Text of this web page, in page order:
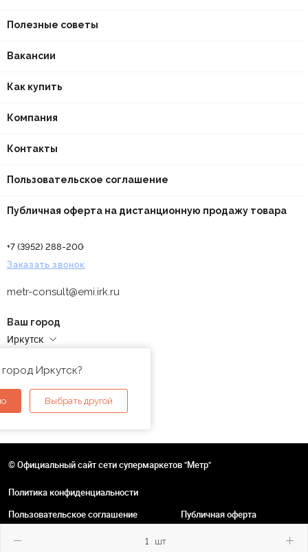
шт
Полезные советы
Вакансии
Как купить
Компания
Контакты
Пользовательское соглашение
Публичная оферта на дистанционную продажу товара
+7 (3952) 288-200
Заказать звонок
metr-consult@emi.irk.ru
Ваш город
Иркутск
Иркутск?
Выбрать другой
© Официальный сайт сети супермаркетов "Метр"
Политика конфиденциальности
Пользовательское соглашение
Публичная оферта